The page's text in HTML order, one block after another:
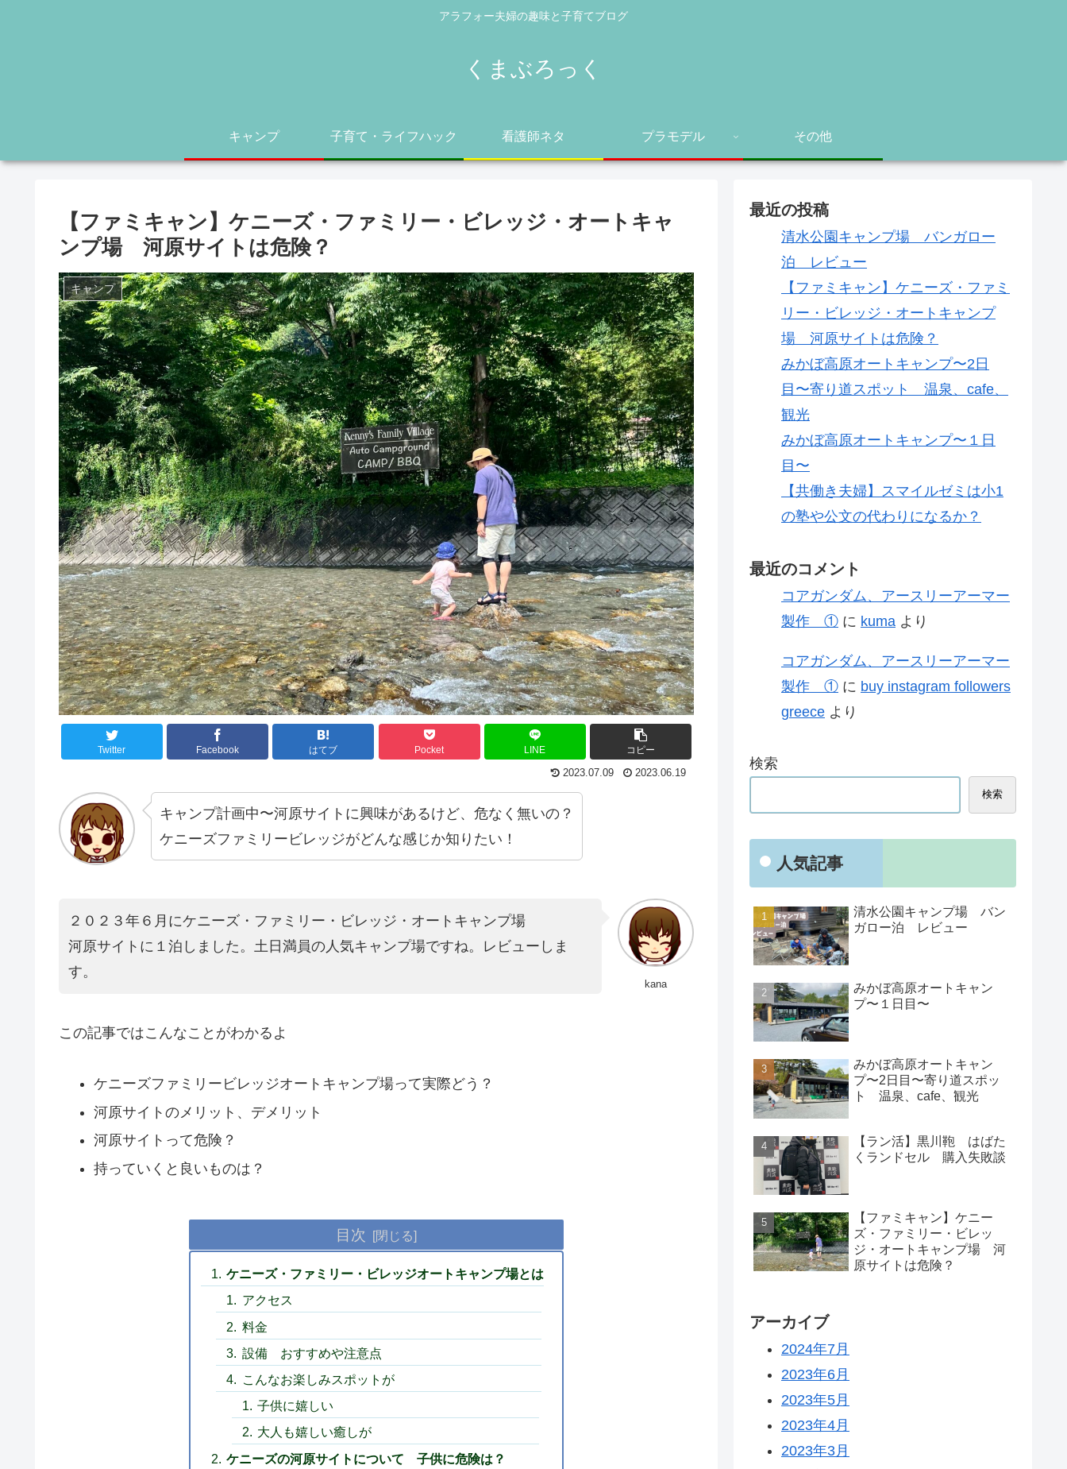
アラフォー夫婦の趣味と子育てブログ
くまぶろっく
キャンプ 子育て・ライフハック 看護師ネタ プラモデル その他
【ファミキャン】ケニーズ・ファミリー・ビレッジ・オートキャ
ンプ場 河原サイトは危険？
キャンプ
Twitter Facebook はてブ Pocket LINE コピー
2023.07.09 2023.06.19
キャンプ計画中〜河原サイトに興味があるけど、危なく無いの？
ケニーズファミリービレッジがどんな感じか知りたい！
kana
２０２３年６月にケニーズ・ファミリー・ビレッジ・オートキャンプ場
河原サイトに１泊しました。土日満員の人気キャンプ場ですね。レビューしま
す。
この記事ではこんなことがわかるよ
ケニーズファミリービレッジオートキャンプ場って実際どう？
河原サイトのメリット、デメリット
河原サイトって危険？
持っていくと良いものは？
目次
ケニーズ・ファミリー・ビレッジオートキャンプ場とは
アクセス
料金
設備 おすすめや注意点
こんなお楽しみスポットが
子供に嬉しい
大人も嬉しい癒しが
ケニーズの河原サイトについて 子供に危険は？
最近の投稿
清水公園キャンプ場 バンガロー
泊 レビュー
【ファミキャン】ケニーズ・ファミ
リー・ビレッジ・オートキャンプ
場 河原サイトは危険？
みかぼ高原オートキャンプ〜2日
目〜寄り道スポット 温泉、cafe、
観光
みかぼ高原オートキャンプ〜１日
目〜
【共働き夫婦】スマイルゼミは小1
の塾や公文の代わりになるか？
最近のコメント
コアガンダム、アースリーアーマー
製作 ① に kuma より
コアガンダム、アースリーアーマー
製作 ① に buy instagram followers
greece より
検索
検索
人気記事
清水公園キャンプ場 バン
ガロー泊 レビュー
みかぼ高原オートキャン
プ〜１日目〜
みかぼ高原オートキャン
プ〜2日目〜寄り道スポッ
ト 温泉、cafe、観光
【ラン活】黒川鞄 はばた
くランドセル 購入失敗談
【ファミキャン】ケニー
ズ・ファミリー・ビレッ
ジ・オートキャンプ場 河
原サイトは危険？
アーカイブ
2024年7月
2023年6月
2023年5月
2023年4月
2023年3月